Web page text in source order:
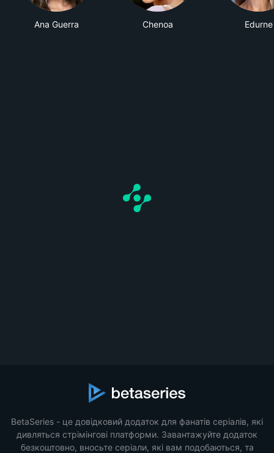
Ana Guerra Chenoa Edurne
BetaSeries - це довідковий додаток для фанатів серіалів, які
дивляться стрімінгові платформи. Завантажуйте додаток
безкоштовно, вносьте серіали, які вам подобаються, та